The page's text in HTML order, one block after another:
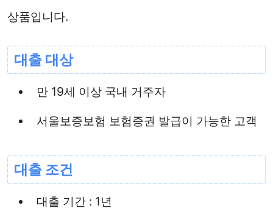
상품입니다.
대출 대상
만 19세 이상 국내 거주자
서울보증보험 보험증권 발급이 가능한 고객
대출 조건
대출 기간 : 1년